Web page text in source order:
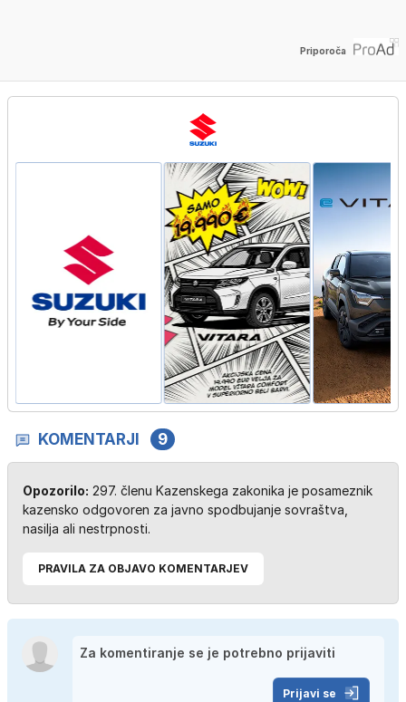
Priporoča
KOMENTARJI 9
Opozorilo: 297. členu Kazenskega zakonika je posameznik
kazensko odgovoren za javno spodbujanje sovraštva,
nasilja ali nestrpnosti.
PRAVILA ZA OBJAVO KOMENTARJEV
Prijavi se